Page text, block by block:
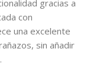
gracias a
con
una excelente
sin añadir